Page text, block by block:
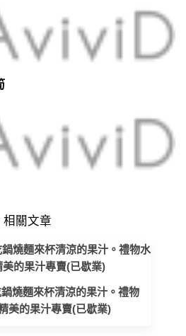
相關文章
鍋燒麵來杯清涼的果汁。禮物
美的果汁專賣(已歇業)